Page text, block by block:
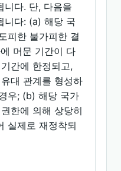
니다. 단, 다음을
니다: (a) 해당 국
피한 불가피한 결
머문 기간이 다
간에 한정되고,
대 관계를 형성하
우; (b) 해당 국가
한에 의해 상당히
실제로 재정착되